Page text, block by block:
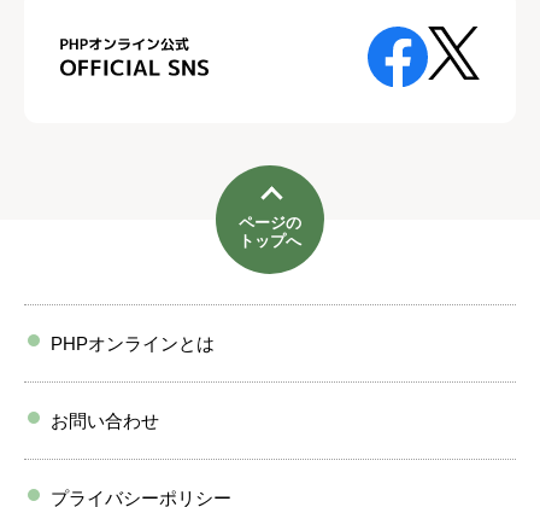
ページの
トップへ
PHPオンラインとは
お問い合わせ
プライバシーポリシー